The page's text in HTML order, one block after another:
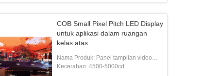
COB Small Pixel Pitch LED Display
untuk aplikasi dalam ruangan
kelas atas
Nama Produk: Panel tampilan video
LED
Kecerahan: 4500-5000cd